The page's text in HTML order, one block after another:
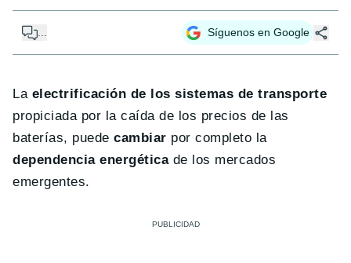
... Síguenos en Google
La electrificación de los sistemas de transporte
propiciada por la caída de los precios de las
baterías, puedecambiar por completo la
dependencia energética de los mercados
emergentes.